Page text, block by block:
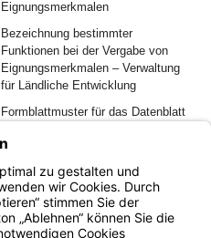
Eignungsmerkmalen
Bezeichnung bestimmter
Funktionen bei der Vergabe von
Eignungsmerkmalen – Verwaltung
für Ländliche Entwicklung
Formblattmuster für das Datenblatt